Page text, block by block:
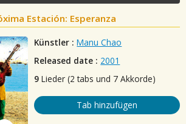
Estación: Esperanza
Künstler : Manu Chao
Released date : 2001
9 Lieder (2 tabs und 7 Akkorde)
Tab hinzufügen